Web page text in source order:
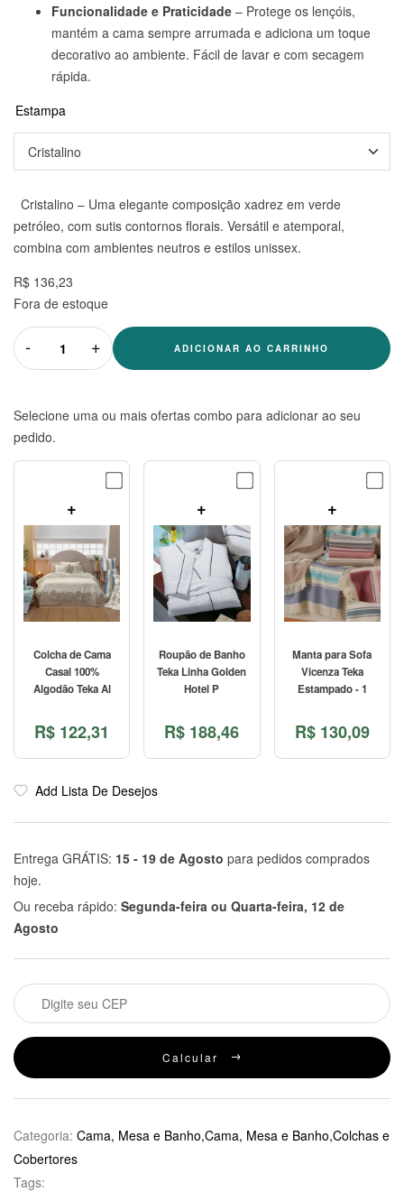
Funcionalidade e Praticidade – Protege os lençóis,
mantém a cama sempre arrumada e adiciona um toque
decorativo ao ambiente. Fácil de lavar e com secagem
rápida.
Estampa
Cristalino – Uma elegante composição xadrez em verde
petróleo, com sutis contornos florais. Versátil e atemporal,
combina com ambientes neutros e estilos unissex.
R$ 136,23
Fora de estoque
- + ADICIONAR AO CARRINHO
Selecione uma ou mais ofertas combo para adicionar ao seu
pedido.
+
Colcha de Cama
Casal 100%
Algodão Teka Al
R$ 122,31
+
Roupão de Banho
Teka Linha Golden
Hotel P
R$ 188,46
+
Manta para Sofa
Vicenza Teka
Estampado - 1
R$130,09
Add Lista De Desejos
Entrega GRÁTIS: 15 - 19 de Agosto para pedidos comprados
hoje.
Ou receba rápido: Segunda-feira ou Quarta-feira, 12 de
Agosto
Calcular
Categoria: Cama, Mesa e Banho,Cama, Mesa e Banho,Colchas e
Cobertores
Tags: